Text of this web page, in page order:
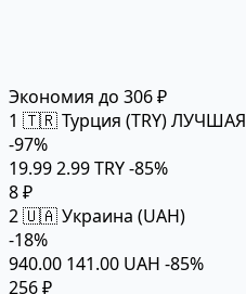
Экономия до 306 ₽
1 🇹🇷 Турция (TRY)ЛУЧШАЯ
-97%
19.992.99 TRY-85%
8 ₽
2🇺🇦 Украина (UAH)
-18%
940.00 141.00 UAH -85%
256 ₽